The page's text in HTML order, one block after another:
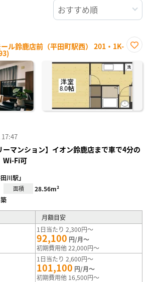
ル鈴鹿店前（平田町駅西） 201・1K-
に入
り登
ーマンション】イオン鈴鹿店まで車で4分の
Fi可
川駅」
面積 28.56m²
月額目安
1日当たり 2,300円～
92,100 円/月～
初期費用他 22,000円～
1日当たり 2,600円～
101,100 円/月～
初期費用他 16,500円～